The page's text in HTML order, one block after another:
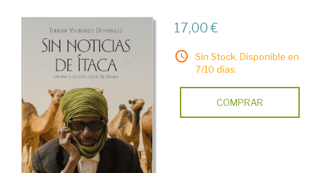
17,00 €
Sin Stock. Disponible en
7/10 días.
COMPRAR